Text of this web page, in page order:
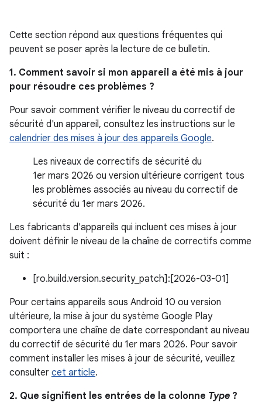
Cette section répond aux questions fréquentes qui
peuvent se poser après la lecture de ce bulletin.
1. Comment savoir si mon appareil a été mis à jour
pour résoudre ces problèmes ?
Pour savoir comment vérifier le niveau du correctif de
sécurité d'un appareil, consultez les instructions sur le
calendrier des mises à jour des appareils Google.
Les niveaux de correctifs de sécurité du
1er mars 2026 ou version ultérieure corrigent tous
les problèmes associés au niveau du correctif de
sécurité du 1er mars 2026.
Les fabricants d'appareils qui incluent ces mises à jour
doivent définir le niveau de la chaîne de correctifs comme
suit :
[ro.build.version.security_patch]:[2026-03-01]
Pour certains appareils sous Android 10 ou version
ultérieure, la mise à jour du système Google Play
comportera une chaîne de date correspondant au niveau
du correctif de sécurité du 1er mars 2026. Pour savoir
comment installer les mises à jour de sécurité, veuillez
consulter cet article.
2. Que signifient les entrées de la colonne Type ?